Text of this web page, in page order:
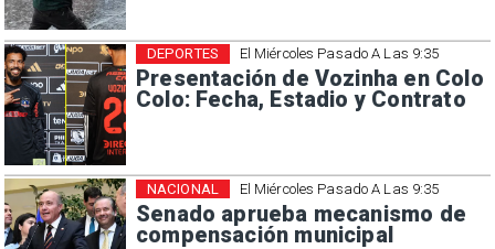
El Miércoles Pasado A Las 9:35
Presentación de Vozinha en Colo
Colo: Fecha, Estadio y Contrato
DEPORTES
El Miércoles Pasado A Las 9:35
Senado aprueba mecanismo de
compensación municipal
NACIONAL